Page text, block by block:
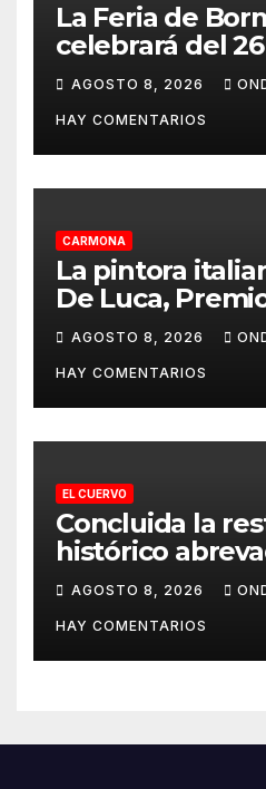
La Feria de
celebrará del
agosto
AGOSTO 8, 2026
HAY COMENTARIOS
CARMONA
La pintora
De Luca,
Pintura «José
AGOSTO 8, 2026
HAY COMENTARIOS
EL CUERVO
Concluida la
histórico
Laguna de Los
Cuervo
AGOSTO 8, 2026
HAY COMENTARIOS